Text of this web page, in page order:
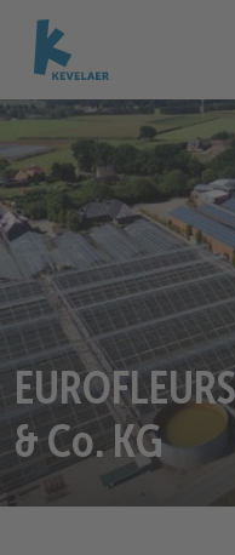
& Co. KG